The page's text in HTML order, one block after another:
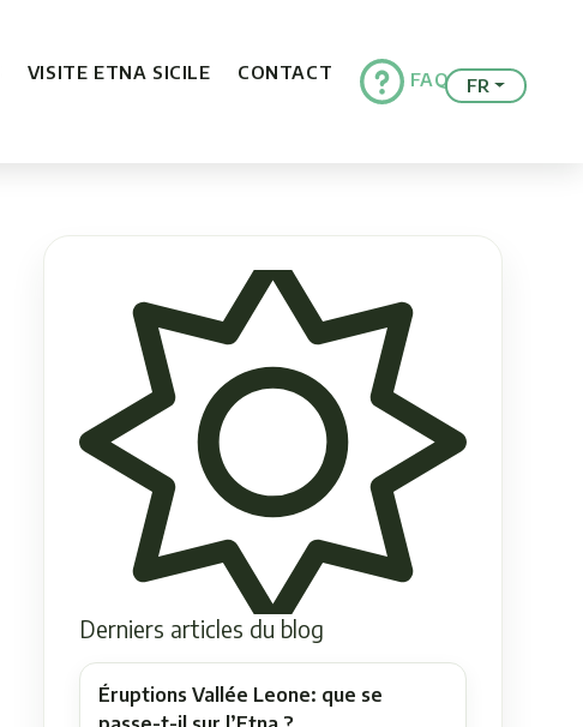
VISITE ETNA SICILE CONTACT FAQ FR
Derniers articles du blog
Éruptions Vallée Leone: que se